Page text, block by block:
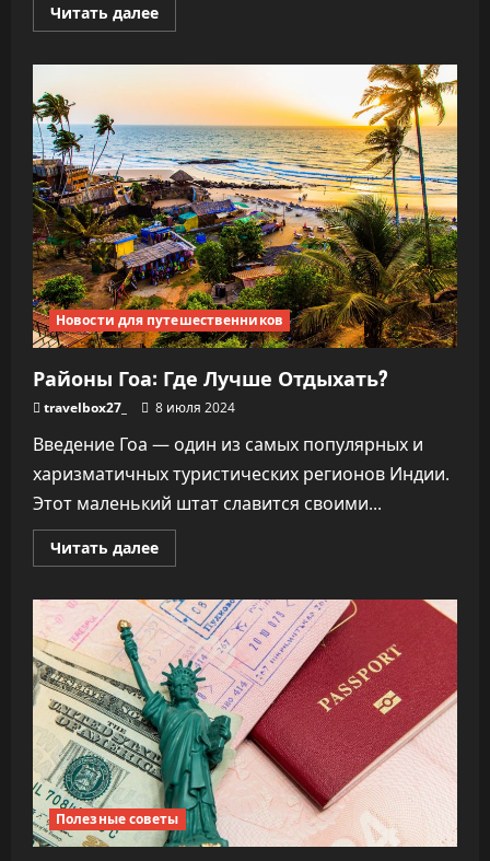
Читать далееПрочитать
больше
Чартер
Обзор
и
Советы
для
Начинающих
Новости для путешественников
Районы Гоа: Где Лучше Отдыхать?
travelbox27_ 8 июля 2024
Введение Гоа — один из самых популярных и
харизматичных туристических регионов Индии.
Этот маленький штат славится своими...
Читать далееПрочитать
больше
Гоа:
Где
Лучше
Отдыхать?
Полезные советы